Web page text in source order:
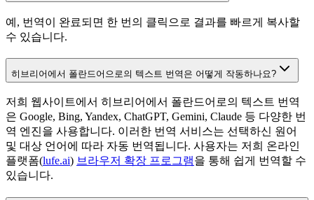
예, 번역이 완료되면 한 번의 클릭으로 결과를 빠르게 복사할
수 있습니다.
히브리어에서 폴란드어으로의 텍스트 번역은 어떻게 작동하나요?
저희 웹사이트에서 히브리어에서 폴란드어로의 텍스트 번역
은 Google, Bing, Yandex, ChatGPT, Gemini, Claude 등 다양한 번
역 엔진을 사용합니다. 이러한 번역 서비스는 선택하신 원어
및 대상 언어에 따라 자동 번역됩니다. 사용자는 저희 온라인
플랫폼(lufe.ai) 브라우저 확장 프로그램을 통해 쉽게 번역할 수
있습니다.